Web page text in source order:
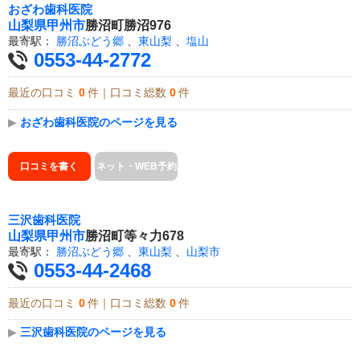
おざわ歯科医院
山梨県甲州市勝沼町勝沼976
最寄駅： 勝沼ぶどう郷 東山梨 塩山
0553-44-2772
最近の口コミ 0 件｜口コミ総数 0 件
▶ おざわ歯科医院のページを見る
口コミを書く ネット・WEB予約
三沢歯科医院
山梨県甲州市勝沼町等々力678
最寄駅： 勝沼ぶどう郷 東山梨 山梨市
0553-44-2468
最近の口コミ 0 件｜口コミ総数 0 件
▶ 三沢歯科医院のページを見る